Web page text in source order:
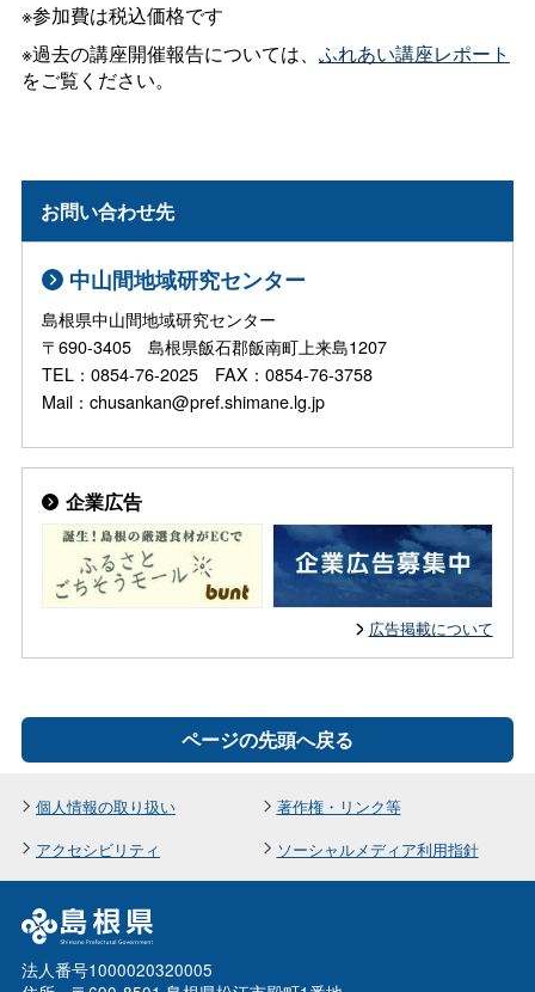
※参加費は税込価格です
※過去の講座開催報告については、 ふれあい講座レポート
をご覧ください。
お問い合わせ先
中山間地域研究センター
島根県中山間地域研究センター
〒690-3405 島根県飯石郡飯南町上来島1207
TEL：0854-76-2025 FAX：0854-76-3758
Mail：chusankan@pref.shimane.lg.jp
企業広告
広告掲載について
ページの先頭へ戻る
個人情報の取り扱い
著作権・リンク等
アクセシビリティ
ソーシャルメディア利用指針
法人番号1000020320005